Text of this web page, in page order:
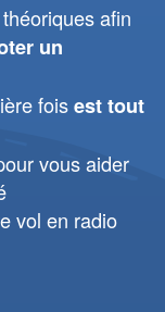
afin
un
foisest tout
vous aider
vol en radio